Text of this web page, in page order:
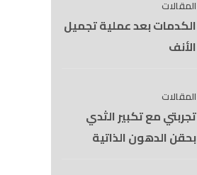
المقالات
الكدمات بعد عملية تجميل
الأنف
المقالات
تجربتي مع تكبير الثدي
بحقن الدهون الذاتية